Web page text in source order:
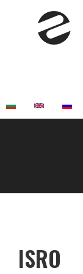
навіґації
ISRO